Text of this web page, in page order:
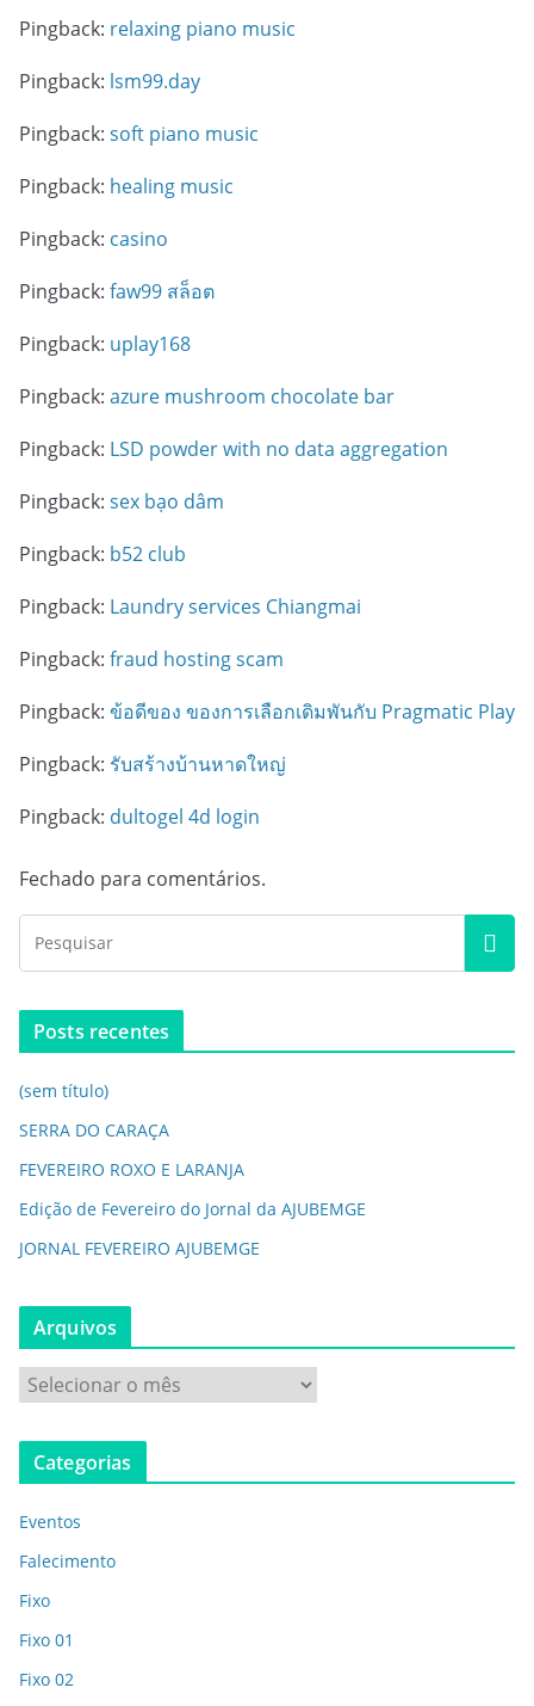
Pingback: relaxing piano music
Pingback: lsm99.day
Pingback: soft piano music
Pingback: healing music
Pingback: casino
Pingback: faw99 สล็อต
Pingback: uplay168
Pingback: azure mushroom chocolate bar
Pingback: LSD powder with no data aggregation
Pingback: sex bạo dâm
Pingback: b52 club
Pingback: Laundry services Chiangmai
Pingback: fraud hosting scam
Pingback: ข้อดีของ ของการเลือกเดิมพันกับ Pragmatic Play
Pingback: รับสร้างบ้านหาดใหญ่
Pingback: dultogel 4d login
Fechado para comentários.
Posts recentes
(sem título)
SERRA DO CARAÇA
FEVEREIRO ROXO E LARANJA
Edição de Fevereiro do Jornal da AJUBEMGE
JORNAL FEVEREIRO AJUBEMGE
Arquivos
Categorias
Eventos
Falecimento
Fixo
Fixo 01
Fixo 02